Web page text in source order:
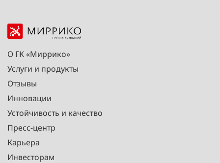
О ГК «Миррико»
Услуги и продукты
Отзывы
Инновации
Устойчивость и качество
Пресс-центр
Карьера
Инвесторам